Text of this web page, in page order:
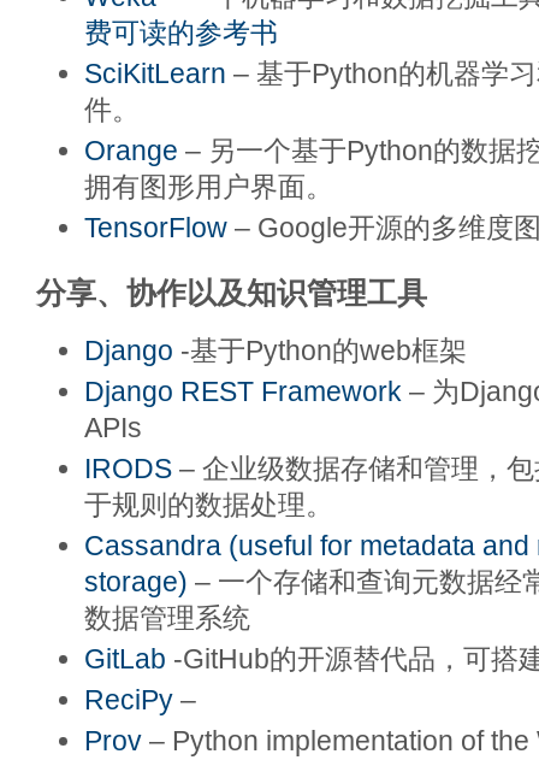
费可读的参考书
SciKitLearn – 基于Python的机器学
件。
Orange – 另一个基于Python的数据
拥有图形用户界面。
TensorFlow – Google开源的多维度
分享、协作以及知识管理工具
Django -基于Python的web框架
Django REST Framework – 为
APIs
IRODS – 企业级数据存储和管理，
于规则的数据处理。
Cassandra (useful for metadata and
storage) – 一个存储和查询元数据经
数据管理系统
GitLab -GitHub的开源替代品，可搭
ReciPy –
Prov – Python implementation of